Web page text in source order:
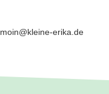
moin@kleine-erika.de